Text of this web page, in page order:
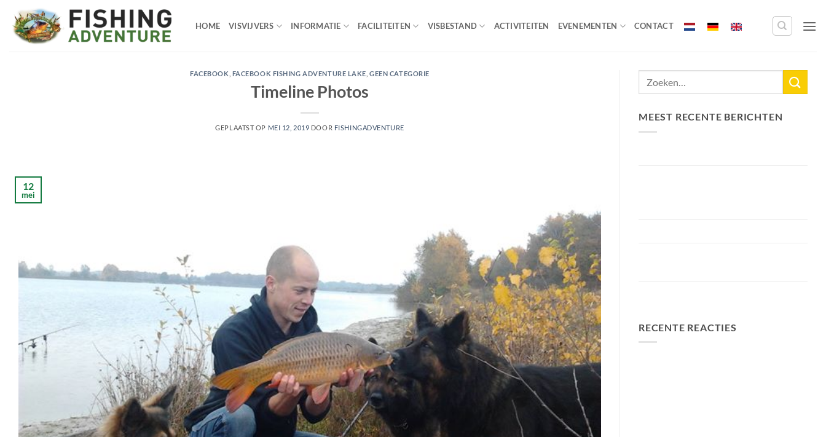
naar
HOME VISVIJVERS INFORMATIE FACILITEITEN VISBESTAND ACTIVITEITEN EVENEMENTEN CONTACT
FACEBOOK FACEBOOK FISHING ADVENTURE LAKE ,GEEN CATEGORIE
Timeline Photos
GEPLAATST OP MEI 12, 2019 DOOR FISHINGADVENTURE
12
mei
MEEST RECENTE BERICHTEN
RECENTE REACTIES